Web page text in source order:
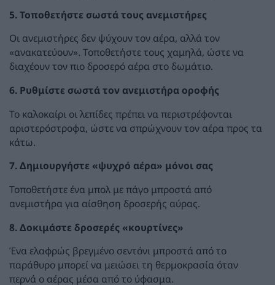
5. Τοποθετήστε σωστά τους ανεμιστήρες
Οι ανεμιστήρες δεν ψύχουν τον αέρα, αλλά τον
«ανακατεύουν». Τοποθετήστε τους χαμηλά, ώστε να
διαχέουν τον πιο δροσερό αέρα στο δωμάτιο.
6. Ρυθμίστε σωστά τον ανεμιστήρα οροφής
Το καλοκαίρι οι λεπίδες πρέπει να περιστρέφονται
αριστερόστροφα, ώστε να σπρώχνουν τον αέρα προς τα
κάτω.
7. Δημιουργήστε «ψυχρό αέρα» μόνοι σας
Τοποθετήστε ένα μπολ με πάγο μπροστά από
ανεμιστήρα για αίσθηση δροσερής αύρας.
8. Δοκιμάστε δροσερές «κουρτίνες»
Ένα ελαφρώς βρεγμένο σεντόνι μπροστά από το
παράθυρο μπορεί να μειώσει τη θερμοκρασία όταν
περνά ο αέρας μέσα από το ύφασμα.